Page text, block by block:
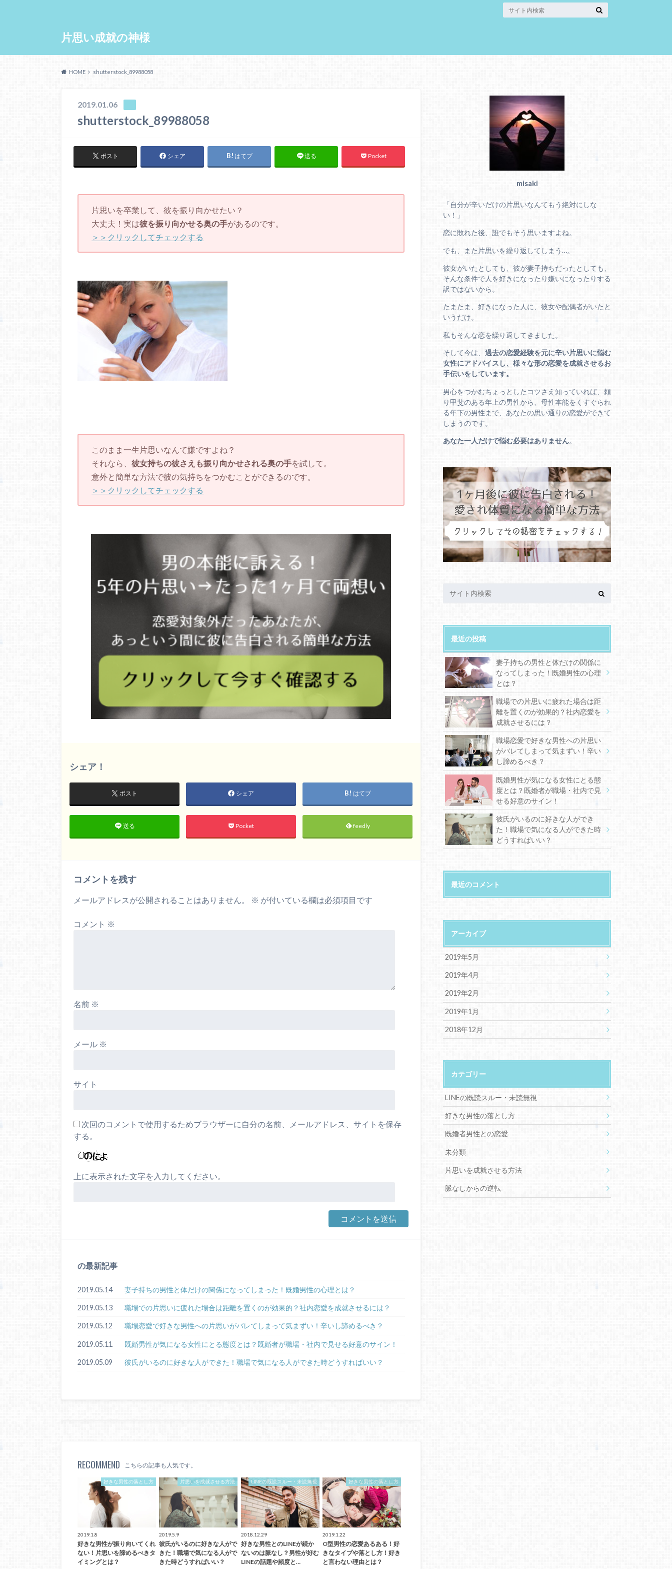
片思い成就の神様
HOME shutterstock_89988058
2019.01.06
shutterstock_89988058
ポスト シェア はてブ 送る Pocket
片思いを卒業して、彼を振り向かせたい？
大丈夫！実は彼を振り向かせる奥の手があるのです。
＞＞クリックしてチェックする
このまま一生片思いなんて嫌ですよね？
それなら、彼女持ちの彼さえも振り向かせされる奥の手を試して。
意外と簡単な方法で彼の気持ちをつかむことができるのです。
＞＞クリックしてチェックする
シェア！
ポスト シェア はてブ
送る Pocket feedly
コメントを残す
メールアドレスが公開されることはありません。 ※ が付いている欄は必須項目です
コメント ※
名前 ※
メール ※
サイト
次回のコメントで使用するためブラウザーに自分の名前、メールアドレス、サイトを保存
する。
上に表示された文字を入力してください。
の最新記事
2019.05.14 妻子持ちの男性と体だけの関係になってしまった！既婚男性の心理とは？
2019.05.13 職場での片思いに疲れた場合は距離を置くのが効果的？社内恋愛を成就させるには？
2019.05.12 職場恋愛で好きな男性への片思いがバレてしまって気まずい！辛いし諦めるべき？
2019.05.11 既婚男性が気になる女性にとる態度とは？既婚者が職場・社内で見せる好意のサイン！
2019.05.09 彼氏がいるのに好きな人ができた！職場で気になる人ができた時どうすればいい？
RECOMMEND こちらの記事も人気です。
好きな男性の落とし方
2019.1.8
好きな男性が振り向いてくれ
ない！片思いを諦めるべきタ
イミングとは？
片思いを成就させる方法
2019.5.9
彼氏がいるのに好きな人がで
きた！職場で気になる人がで
きた時どうすればいい？
LINEの既読スルー・未読無視
2018.12.29
好きな男性とのLINEが続か
ないのは脈なし？男性が好む
LINEの話題や頻度と…
好きな男性の落とし方
2019.1.22
O型男性の恋愛あるある！好
きなタイプや落とし方！好き
と言わない理由とは？
misaki
「自分が辛いだけの片思いなんてもう絶対にしな
い！」
恋に敗れた後、誰でもそう思いますよね。
でも、また片思いを繰り返してしまう…。
彼女がいたとしても、彼が妻子持ちだったとしても、
そんな条件で人を好きになったり嫌いになったりする
訳ではないから。
たまたま、好きになった人に、彼女や配偶者がいたと
いうだけ。
私もそんな恋を繰り返してきました。
そして今は、 過去の恋愛経験を元に辛い片思いに悩む
女性にアドバイスし、様々な形の恋愛を成就させるお
手伝いをしています。
男心をつかむちょっとしたコツさえ知っていれば、頼
り甲斐のある年上の男性から、母性本能をくすぐられ
る年下の男性まで、あなたの思い通りの恋愛ができて
しまうのです。
あなた一人だけで悩む必要はありません。
最近の投稿
妻子持ちの男性と体だけの関係に
なってしまった！既婚男性の心理
とは？
職場での片思いに疲れた場合は距
離を置くのが効果的？社内恋愛を
成就させるには？
職場恋愛で好きな男性への片思い
がバレてしまって気まずい！辛い
し諦めるべき？
既婚男性が気になる女性にとる態
度とは？既婚者が職場・社内で見
せる好意のサイン！
彼氏がいるのに好きな人ができ
た！職場で気になる人ができた時
どうすればいい？
最近のコメント
アーカイブ
2019年5月
2019年4月
2019年2月
2019年1月
2018年12月
カテゴリー
LINEの既読スルー・未読無視
好きな男性の落とし方
既婚者男性との恋愛
未分類
片思いを成就させる方法
脈なしからの逆転